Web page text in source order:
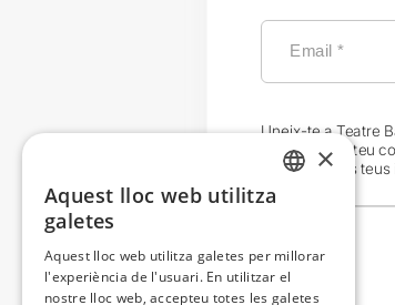
Uneix-te a Teatre
exclusives al teu
en funció dels
Actualitat
×
Aquest lloc web utilitza
galetes
Aquest lloc web utilitza galetes per millorar
l'experiència de l'usuari. En utilitzar el
nostre lloc web, accepteu totes les galetes